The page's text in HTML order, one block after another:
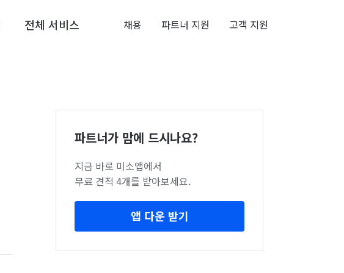
전체 서비스 채용 파트너 지원 고객 지원
파트너가 맘에 드시나요?
지금 바로 미소앱에서
무료 견적 4개를 받아보세요.
앱 다운 받기